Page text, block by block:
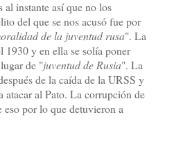
instante así que no los
del que se nos acusó fue por
de la juventud rusa". La
1930 y en ella se solía poner
de "juventud de Rusia". La
de la caída de la URSS y
atacar al Pato. La corrupción de
por lo que detuvieron a